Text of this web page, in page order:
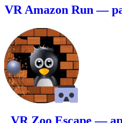
VR Amazon Run —